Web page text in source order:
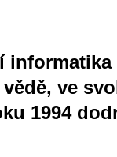
informatika
ve
1994